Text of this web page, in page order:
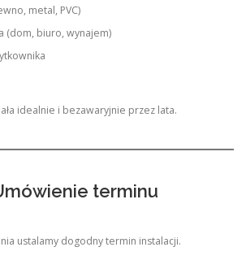
metal, PVC)
(dom, biuro, wynajem)
idealnie i bezawaryjnie przez lata.
terminu
ustalamy dogodny termin instalacji.